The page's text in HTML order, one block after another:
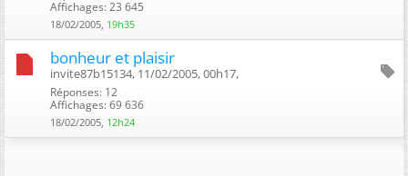
Affichages: 23 645
18/02/2005, 19h35
bonheur et plaisir
invite87b15134, 11/02/2005, 00h17, ‎
Réponses: 12
Affichages: 69 636
18/02/2005, 12h24